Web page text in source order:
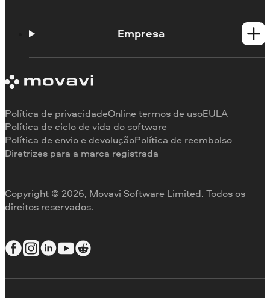
Portal de aprendizagem
Limitações da versão de teste
Reembolso
Empresa
Testemunhos
Por que nos escolher
Para o trabalho
Copyright © 2026, Movavi Software Limited. Todos os
direitos reservados.
Política de privacidadeOnline termos de usoEULA
Política de ciclo de vida do software
Política de envio e devoluçãoPolítica de reembolso
Diretrizes para a marca registrada